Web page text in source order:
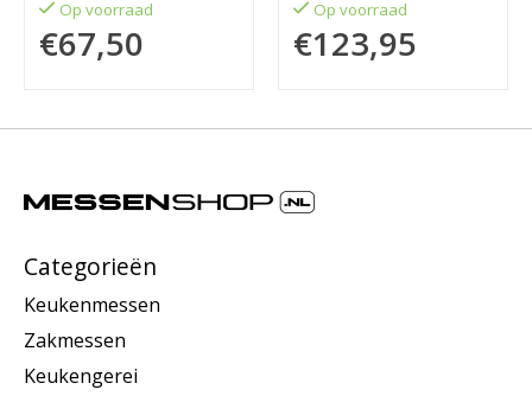
Op voorraad
€67,50
Op voorraad
€123,95
Categorieën
Keukenmessen
Zakmessen
Keukengerei